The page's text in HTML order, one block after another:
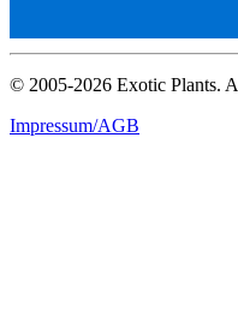
© 2005-2026 Exotic Plants.
Impressum/AGB